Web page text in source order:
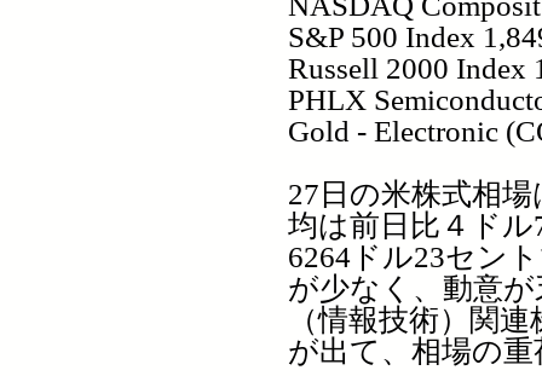
S&P 500 Index
Russell 2000 Index
PHLX
Gold - Electronic
27日の米株式相
均は前日比４ド
6264ドル23セン
が少なく、動意
（情報技術）関
が出て、相場の